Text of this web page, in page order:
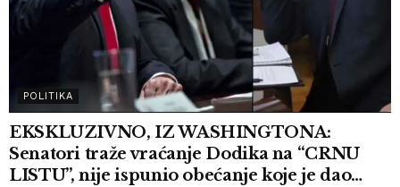
POLITIKA
EKSKLUZIVNO, IZ WASHINGTONA:
Senatori traže vraćanje Dodika na “CRNU
LISTU”, nije ispunio obećanje koje je dao…